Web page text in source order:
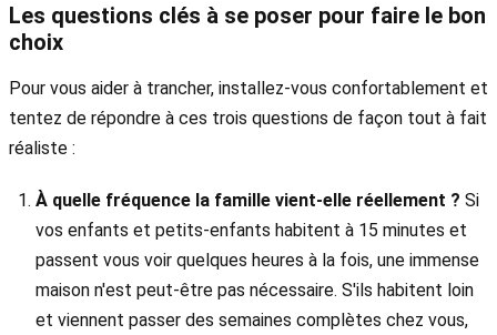
Les questions clés à se poser pour faire le bon
choix
Pour vous aider à trancher, installez-vous confortablement et
tentez de répondre à ces trois questions de façon tout à fait
réaliste :
À quelle fréquence la famille vient-elle réellement ? Si
vos enfants et petits-enfants habitent à 15 minutes et
passent vous voir quelques heures à la fois, une immense
maison n'est peut-être pas nécessaire. S'ils habitent loin
et viennent passer des semaines complètes chez vous,